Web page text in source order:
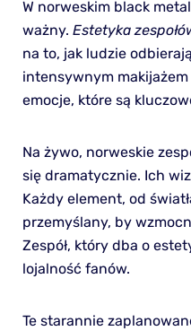
W norweskim black
ważny. Estetyka
na to, jak ludzie
intensywnym
emocje, które są
Na żywo, norweskie
się dramatycznie. Ich
Każdy element, od
przemyślany, by
Zespół, który dba o
lojalność fanów.
Te starannie